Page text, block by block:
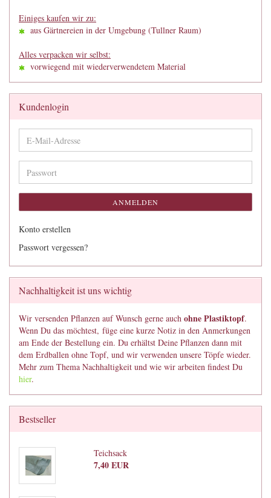
Einiges kaufen wir zu:
aus Gärtnereien in der Umgebung (Tullner Raum)
Alles verpacken wir selbst:
vorwiegend mit wiederverwendetem Material
Kundenlogin
E-
Mail-
Adresse
Passwort
ANMELDEN
Konto erstellen
Passwort vergessen?
Nachhaltigkeit ist uns wichtig
Wir versenden Pflanzen auf Wunsch gerne auch ohne Plastiktopf.
Wenn Du das möchtest, füge eine kurze Notiz in den Anmerkungen
am Ende der Bestellung ein. Du erhältst Deine Pflanzen dann mit
dem Erdballen ohne Topf, und wir verwenden unsere Töpfe wieder.
Mehr zum Thema Nachhaltigkeit und wie wir arbeiten findest Du
hier.
Bestseller
Teichsack
7,40 EUR